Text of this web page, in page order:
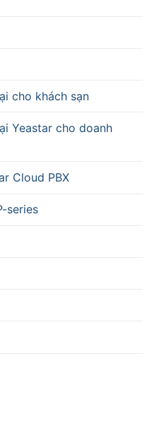
cho khách sạn
Yeastar cho doanh
Cloud PBX
series